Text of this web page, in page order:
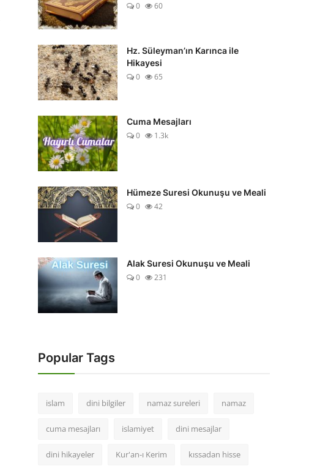
0
60
Hz. Süleyman’ın Karınca ile
Hikayesi
0
65
Cuma Mesajları
0
1.3k
Hümeze Suresi Okunuşu ve Meali
0
42
Alak Suresi Okunuşu ve Meali
0
231
Popular Tags
islam dini bilgiler namaz sureleri namaz
cuma mesajları islamiyet dini mesajlar
dini hikayeler Kur'an-ı Kerim kıssadan hisse